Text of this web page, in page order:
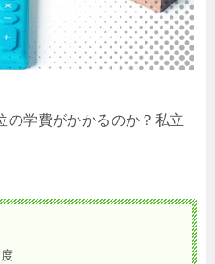
の学費がかかるのか？私立